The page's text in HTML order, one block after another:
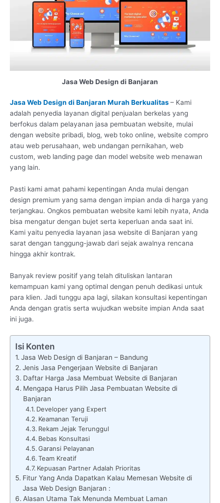
Jasa Web Design di Banjaran
Jasa Web Design di Banjaran Murah Berkualitas– Kami
adalah penyedia layanan digital penjualan berkelas yang
berfokus dalam pelayanan jasa pembuatan website, mulai
dengan website pribadi, blog, web toko online, website compro
atau web perusahaan, web undangan pernikahan, web
custom, web landing page dan model website web menawan
yang lain.
Pasti kami amat pahami kepentingan Anda mulai dengan
design premium yang sama dengan impian anda di harga yang
terjangkau. Ongkos pembuatan website kami lebih nyata, Anda
bisa mengatur dengan bujet serta keperluan anda saat ini.
Kami yaitu penyedia layanan jasa website di Banjaran yang
sarat dengan tanggung-jawab dari sejak awalnya rencana
hingga akhir kontrak.
Banyak review positif yang telah dituliskan lantaran
kemampuan kami yang optimal dengan penuh dedikasi untuk
para klien. Jadi tunggu apa lagi, silakan konsultasi kepentingan
Anda dengan gratis serta wujudkan website impian Anda saat
ini juga.
Isi Konten
Jasa Web Design di Banjaran – Bandung
Jenis Jasa Pengerjaan Website di Banjaran
Daftar Harga Jasa Membuat Website di Banjaran
Mengapa Harus Pilih Jasa Pembuatan Website di
Banjaran
Developer yang Expert
Keamanan Teruji
Rekam Jejak Terunggul
Bebas Konsultasi
Garansi Pelayanan
Team Kreatif
Kepuasan Partner Adalah Prioritas
Fitur Yang Anda Dapatkan Kalau Memesan Website di
Jasa Web Design Banjaran :
Alasan Utama Tak Menunda Membuat Laman